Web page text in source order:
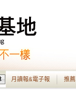
月讀報&電子報 推